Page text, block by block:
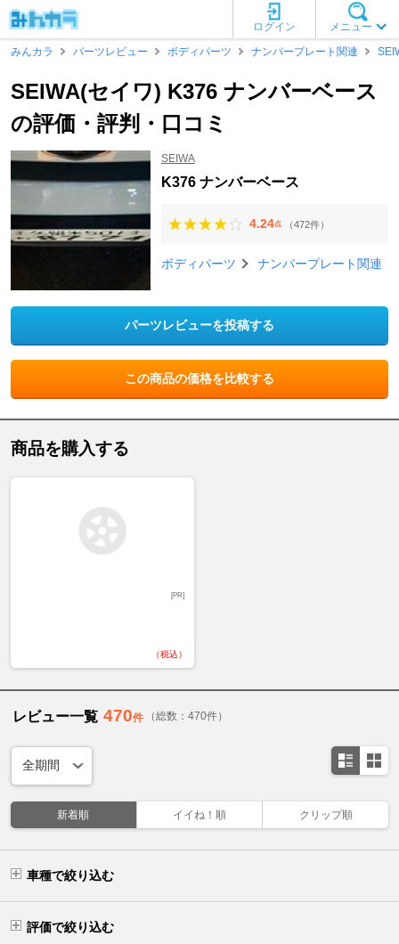
メニュー
ログイン
みんカラ
パーツレビュー ボディパーツ ナンバープレート関連
SEIWA(セイワ) K376 ナンバーベース
の評価・評判・口コミ
SEIWA
K376 ナンバーベース
4.24点 （472件）
ボディパーツ ナンバープレート関連
パーツレビューを投稿する
この商品の価格を比較する
商品を購入する
[PR]
（税込）
レビュー一覧 470件 （総数：470件）
新着順 イイね！順 クリップ順
車種で絞り込む
評価で絞り込む